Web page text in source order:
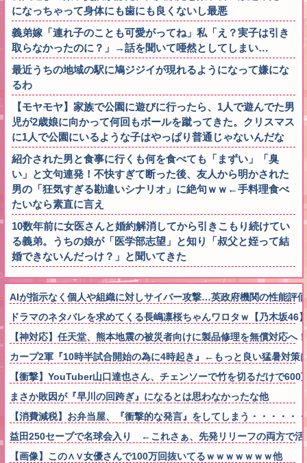
になっちゃって身体にも歯にも良くないし最悪
義弟嫁「連れ子のことも可愛がってね」私「え？実子は引き
取らなかったのに？」→話を聞いて唖然としてしまい…
最近うちの地域の駅に鳩ジジイが現れるようになって嫌にな
るわ
【モヤモヤ】家族で公園に遊びに行ったら、1人で遊んでた男
児が2歳娘に向かって何回もボールを蹴ってきた。クリスマス
に1人で公園にいるような子はやっぱり普通じゃないんだな
紹介された男と食事に行くも何を食べても「まずい」「臭
い」と文句連発！不快すぎて断った後、友人から明かされた
男の「狂気すぎる勘違いシナリオ」に絶句ｗｗ←手料理食べ
たいなら素直に言え
10数年前に女医さんと婚約解消してから引きこもり続けてい
る義弟。うちの娘が「医学部志望」と知り「叔父と姪って結
婚できないんだっけ？」と聞いてきた
AIが指示なく個人や組織に対しサイバー攻撃…英政府機関の性能評
ドラマのネタバレを求めてくる長嶋凛桜ちゃんワロタｗ【乃木坂46
【神対応】任天堂、熊本地震の被災者向けに製品修理を無償対応へ
カープ2軍『10時半試合開始の為に4時起き』←もっと良い猛暑対策
【衝撃】YouTuber山口達也さん、チェンソーで竹を切るだけで
まさか敗因が『早川の回跨ぎ』になるとは思わなかったな他
【消費減税】お弁当屋、『衝撃的な発言』をしてしまう・・・・・
益田250セーブで名球会入り ←これさぁ、先発リリーフの両方で活
【画像】この∧∨女優さんで100万回抜いてるｗｗｗｗｗｗｗ他